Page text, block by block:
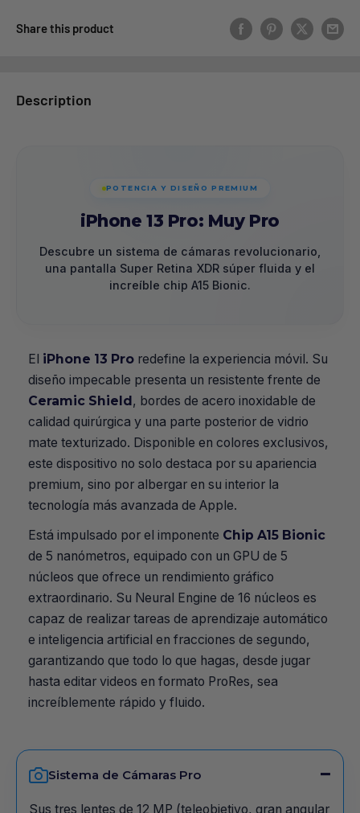
Share this product
Description
POTENCIA Y DISEÑO PREMIUM
iPhone 13 Pro: Muy Pro
Descubre un sistema de cámaras revolucionario,
una pantalla Super Retina XDR súper fluida y el
increíble chip A15 Bionic.
El iPhone 13 Pro redefine la experiencia móvil. Su
diseño impecable presenta un resistente frente de
Ceramic Shield, bordes de acero inoxidable de
calidad quirúrgica y una parte posterior de vidrio
mate texturizado. Disponible en colores exclusivos,
este dispositivo no solo destaca por su apariencia
premium, sino por albergar en su interior la
tecnología más avanzada de Apple.
Está impulsado por el imponente Chip A15 Bionic
de 5 nanómetros, equipado con un GPU de 5
núcleos que ofrece un rendimiento gráfico
extraordinario. Su Neural Engine de 16 núcleos es
capaz de realizar tareas de aprendizaje automático
e inteligencia artificial en fracciones de segundo,
garantizando que todo lo que hagas, desde jugar
hasta editar videos en formato ProRes, sea
increíblemente rápido y fluido.
Sistema de Cámaras Pro
Sus tres lentes de 12 MP (teleobjetivo, gran angular